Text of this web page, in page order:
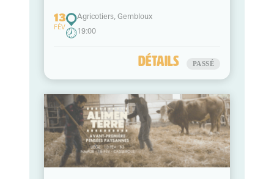
13
FÉV
Agricotiers, Gembloux
19:00
détails PASSÉ